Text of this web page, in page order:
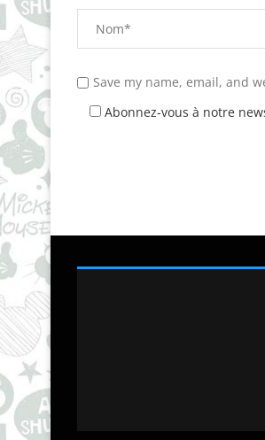
Save my name, email, and
Abonnez-vous à notre